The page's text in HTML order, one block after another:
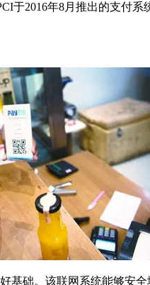
2016年8月推出的支付
基础。该联网系统能够安